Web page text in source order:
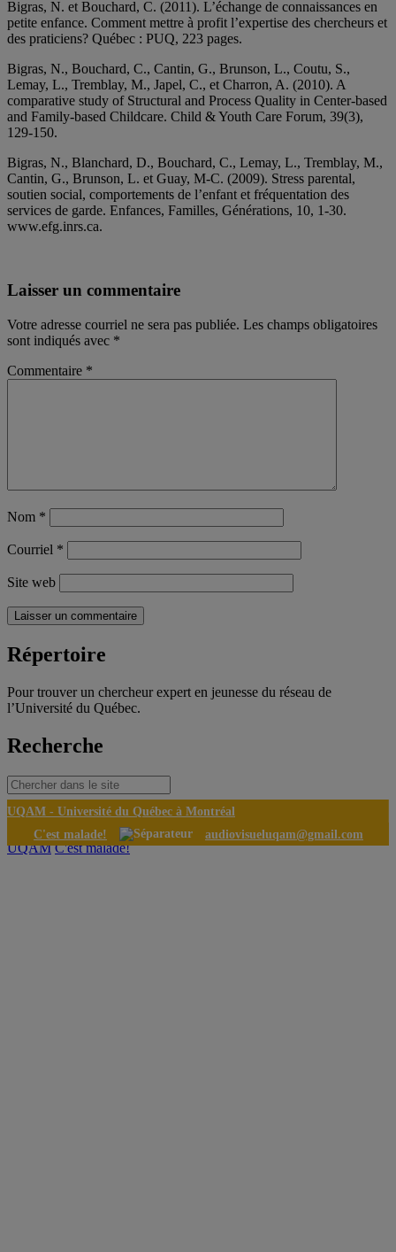
Bigras, N. et Bouchard, C. (2011). L’échange de connaissances en
petite enfance. Comment mettre à profit l’expertise des chercheurs et
des praticiens? Québec : PUQ, 223 pages.
Bigras, N., Bouchard, C., Cantin, G., Brunson, L., Coutu, S.,
Lemay, L., Tremblay, M., Japel, C., et Charron, A. (2010). A
comparative study of Structural and Process Quality in Center-based
and Family-based Childcare. Child & Youth Care Forum, 39(3),
129-150.
Bigras, N., Blanchard, D., Bouchard, C., Lemay, L., Tremblay, M.,
Cantin, G., Brunson, L. et Guay, M-C. (2009). Stress parental,
soutien social, comportements de l’enfant et fréquentation des
services de garde. Enfances, Familles, Générations, 10, 1-30.
www.efg.inrs.ca.
Laisser un commentaire
Votre adresse courriel ne sera pas publiée. Les champs obligatoires
sont indiqués avec *
Commentaire *
Nom *
Courriel *
Site web
Répertoire
Pour trouver un chercheur expert en jeunesse du réseau de
l’Université du Québec.
Recherche
UQAM - Université du Québec à Montréal
C'est malade!
audiovisueluqam@gmail.com
UQAM C'est malade!